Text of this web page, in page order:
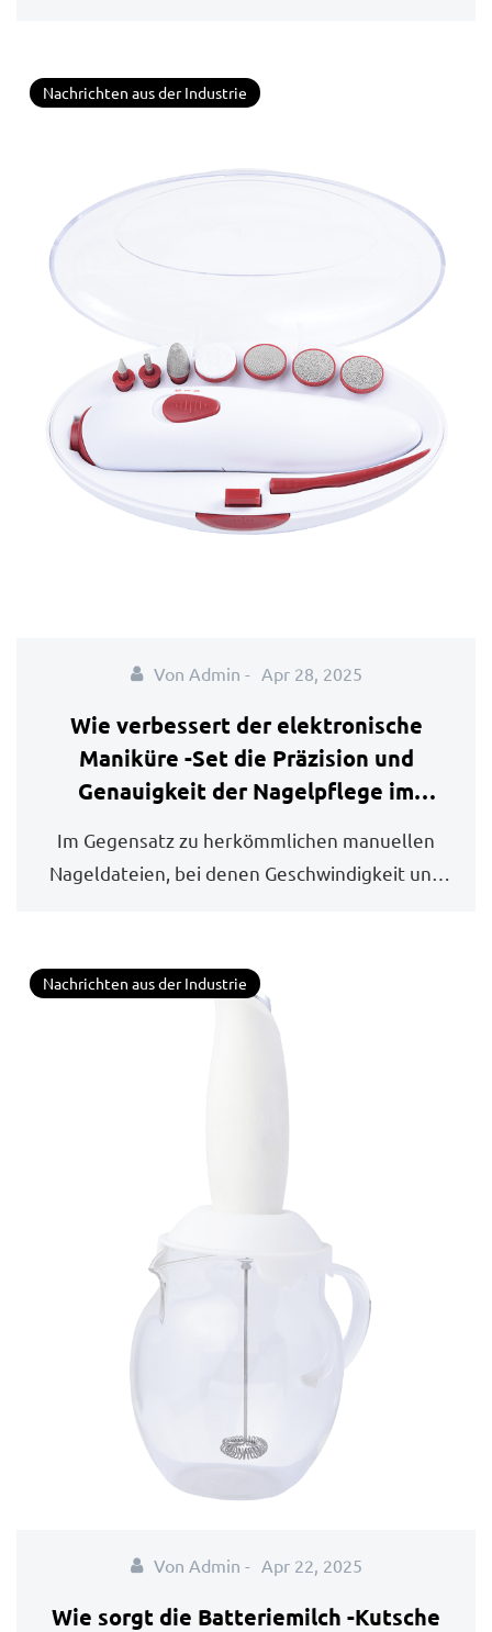
Nachrichten aus der Industrie
Von Admin - Apr 28, 2025
Wie verbessert der elektronische
Maniküre -Set die Präzision und
Genauigkeit der Nagelpflege im
Nagelfeilen und Puffern?
Im Gegensatz zu herkömmlichen manuellen
Nageldateien, bei denen Geschwindigkeit und
Nachrichten aus der Industrie
Von Admin - Apr 22, 2025
Wie sorgt die Batteriemilch -Kutsche